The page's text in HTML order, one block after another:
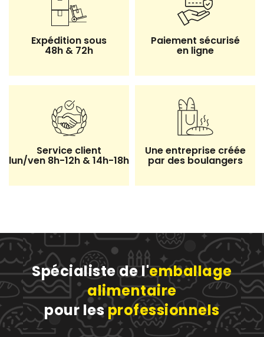
Expédition sous
48h & 72h
Paiement sécurisé
en ligne
Service client
lun/ven 8h-12h & 14h-18h
Une entreprise créée
par des boulangers
Spécialiste de l'emballage
alimentaire
pour lesprofessionnels